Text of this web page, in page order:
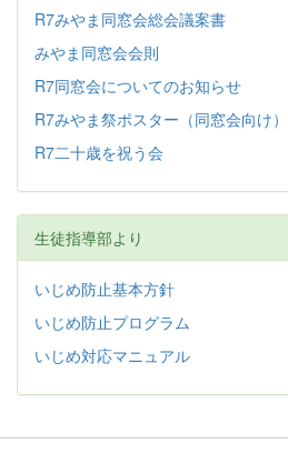
R7みやま同窓会総会議案書
みやま同窓会会則
R7同窓会についてのお知らせ
R7みやま祭ポスター（同窓会向け）
R7二十歳を祝う会
生徒指導部より
いじめ防止基本方針
いじめ防止プログラム
いじめ対応マニュアル